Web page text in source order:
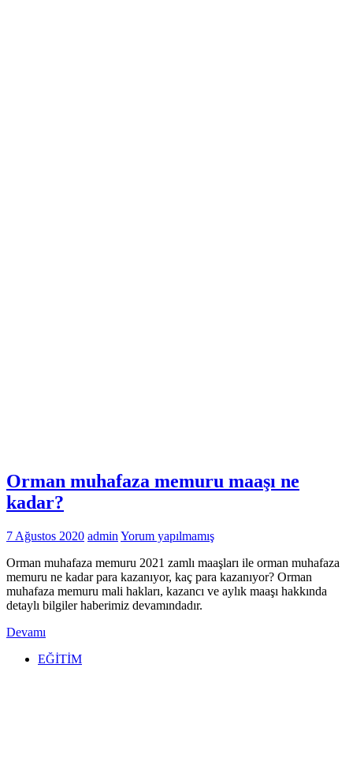
Orman muhafaza memuru maaşı ne
kadar?
7 Ağustos 2020 admin Yorum yapılmamış
Orman muhafaza memuru 2021 zamlı maaşları ile orman muhafaza
memuru ne kadar para kazanıyor, kaç para kazanıyor? Orman
muhafaza memuru mali hakları, kazancı ve aylık maaşı hakkında
detaylı bilgiler haberimiz devamındadır.
Devamı
EĞİTİM